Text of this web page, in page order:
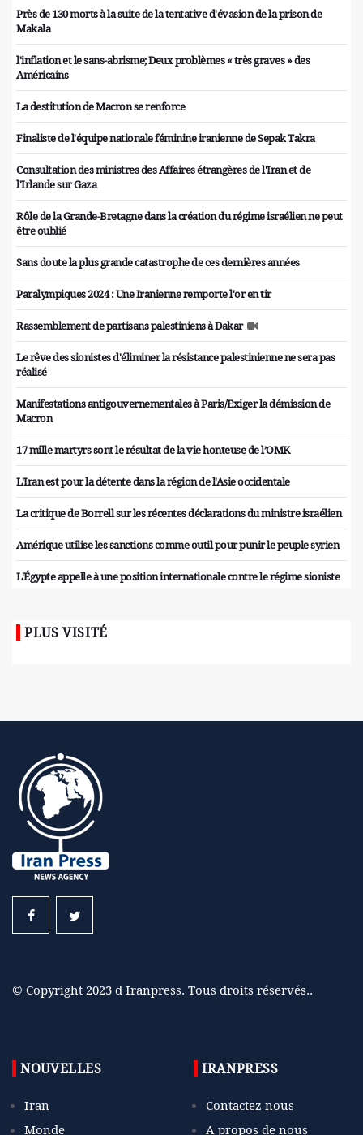
Près de 130 morts à la suite de la tentative d'évasion de la prison de
Makala
l'inflation et le sans-abrisme; Deux problèmes « très graves » des
Américains
La destitution de Macron se renforce
Finaliste de l'équipe nationale féminine iranienne de Sepak Takra
Consultation des ministres des Affaires étrangères de l'Iran et de
l'Irlande sur Gaza
Rôle de la Grande-Bretagne dans la création du régime israélien ne peut
être oublié
Sans doute la plus grande catastrophe de ces dernières années
Paralympiques 2024 : Une Iranienne remporte l'or en tir
Rassemblement de partisans palestiniens à Dakar
Le rêve des sionistes d'éliminer la résistance palestinienne ne sera pas
réalisé
Manifestations antigouvernementales à Paris/Exiger la démission de
Macron
17 mille martyrs sont le résultat de la vie honteuse de l’OMK
L'Iran est pour la détente dans la région de l'Asie occidentale
La critique de Borrell sur les récentes déclarations du ministre israélien
Amérique utilise les sanctions comme outil pour punir le peuple syrien
L'Égypte appelle à une position internationale contre le régime sioniste
PLUS VISITÉ
© Copyright 2023 d Iranpress. Tous droits réservés..
NOUVELLES
Iran
Monde
IRANPRESS
Contactez nous
A propos de nous